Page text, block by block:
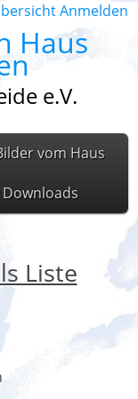
Anmelden
Haus
e.V.
vom Haus
Downloads
Liste